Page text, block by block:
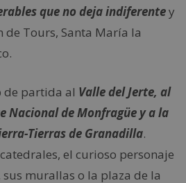
que no deja indiferentey
de Tours, Santa María la
de partida al Valle del Jerte, al
Nacional de Monfragüe y a la
Tierras de Granadilla.
el curioso personaje
murallas o la plaza de la